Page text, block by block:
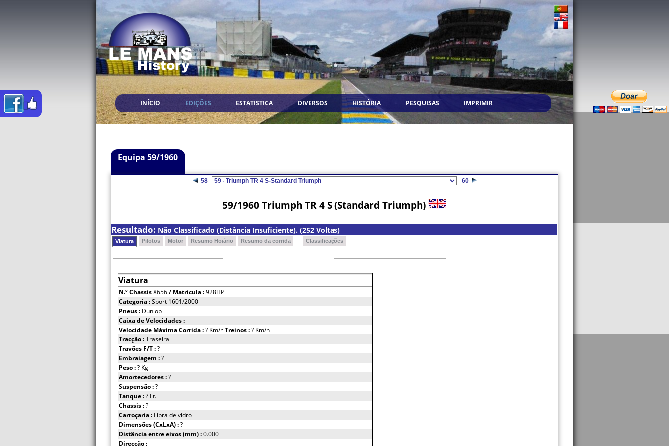
INÍCIO EDIÇÕES ESTATISTICA DIVERSOS HISTÓRIA PESQUISAS IMPRIMIR
Equipa 59/1960
58 60
59/1960 Triumph TR 4 S (Standard Triumph)
Resultado: Não Classificado (Distância Insuficiente). (252 Voltas)
Viatura Pilotos Motor Resumo Horário Resumo da corrida Classificações
Viatura
N.º ChassisX656/ Matricula :928HP
Categoria :Sport 1601/2000
Pneus : Dunlop
Caixa de Velocidades :
Velocidade Máxima Corrida :? Km/hTreinos :? Km/h
Tracção :Traseira
Travões F/T :?
Embraiagem :?
Peso :? Kg
Amortecedores :?
Suspensão :?
Tanque :? Lt.
Chassis :?
Carroçaria : Fibra de vidro
Dimensões (CxLxA) :?
Distância entre eixos (mm) :0.000
Direcção :